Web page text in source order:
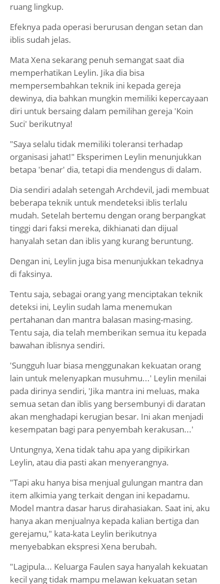
ruang lingkup.
Efeknya pada operasi berurusan dengan setan dan
iblis sudah jelas.
Mata Xena sekarang penuh semangat saat dia
memperhatikan Leylin. Jika dia bisa
mempersembahkan teknik ini kepada gereja
dewinya, dia bahkan mungkin memiliki kepercayaan
diri untuk bersaing dalam pemilihan gereja 'Koin
Suci' berikutnya!
"Saya selalu tidak memiliki toleransi terhadap
organisasi jahat!" Eksperimen Leylin menunjukkan
betapa 'benar' dia, tetapi dia mendengus di dalam.
Dia sendiri adalah setengah Archdevil, jadi membuat
beberapa teknik untuk mendeteksi iblis terlalu
mudah. Setelah bertemu dengan orang berpangkat
tinggi dari faksi mereka, dikhianati dan dijual
hanyalah setan dan iblis yang kurang beruntung.
Dengan ini, Leylin juga bisa menunjukkan tekadnya
di faksinya.
Tentu saja, sebagai orang yang menciptakan teknik
deteksi ini, Leylin sudah lama menemukan
pertahanan dan mantra balasan masing-masing.
Tentu saja, dia telah memberikan semua itu kepada
bawahan iblisnya sendiri.
'Sungguh luar biasa menggunakan kekuatan orang
lain untuk melenyapkan musuhmu...' Leylin menilai
pada dirinya sendiri, 'Jika mantra ini meluas, maka
semua setan dan iblis yang bersembunyi di daratan
akan menghadapi kerugian besar. Ini akan menjadi
kesempatan bagi para penyembah kerakusan...'
Untungnya, Xena tidak tahu apa yang dipikirkan
Leylin, atau dia pasti akan menyerangnya.
"Tapi aku hanya bisa menjual gulungan mantra dan
item alkimia yang terkait dengan ini kepadamu.
Model mantra dasar harus dirahasiakan. Saat ini, aku
hanya akan menjualnya kepada kalian bertiga dan
gerejamu," kata-kata Leylin berikutnya
menyebabkan ekspresi Xena berubah.
"Lagipula... Keluarga Faulen saya hanyalah kekuatan
kecil yang tidak mampu melawan kekuatan setan